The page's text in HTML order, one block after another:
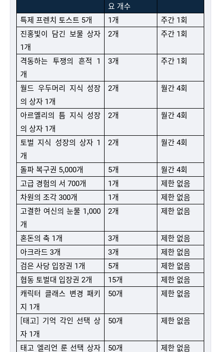
요 개수
특제 프렌치 토스트 5개 1개
주간 1회
진홍빛이 담긴 보물 상자
1개
2개 주간 1회
격동하는 투쟁의 흔적 1
개
3개 주간 1회
월드 우두머리 지식 성장
의 상자 1개
2개 월간 4회
아르옐리의 틈 지식 성장
의 상자 1개
2개 월간 4회
토벌 지식 성장의 상자 1
개
2개 월간 4회
돌파 복구권 5,000개 5개
월간 4회
고급 경험의 서 700개
1개
제한 없음
차원의 조각 300개
1개
제한 없음
고결한 여신의 눈물 1,000
개
2개 제한 없음
혼돈의 축 1개 3개
제한 없음
아크라드 3개
3개
제한 없음
검은 사당 입장권 1개
5개
제한 없음
협동 토벌대 입장권 2개
15개
제한 없음
캐릭터 클래스 변경 패키
지 1개
50개 제한 없음
[태고] 기억 각인 선택 상
자 1개
50개 제한 없음
태고 엘리언 룬 선택 상자 50개 제한 없음